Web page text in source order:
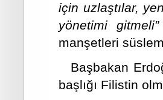
için uzlaştılar,
yönetimi gitmeli”
manşetleri
Başbakan
başlığı Filistin